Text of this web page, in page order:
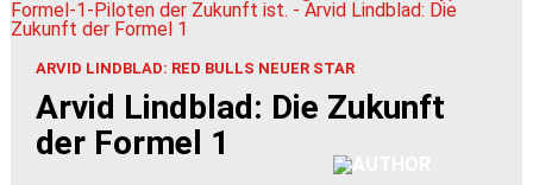
ARVID LINDBLAD: RED BULLS NEUER STAR
Arvid Lindblad: Die Zukunft
der Formel 1